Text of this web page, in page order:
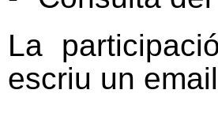
La
escriu un